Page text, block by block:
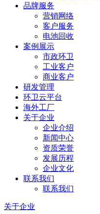
品牌服务
营销网络
客户服务
电池回收
案例展示
市政环卫
工业客户
商业客户
研发管理
环卫云平台
海外工厂
关于企业
企业介绍
新闻中心
资质荣誉
发展历程
企业文化
联系我们
联系我们
关于企业